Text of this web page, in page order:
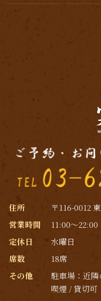
住所
〒116-0012
営業時間
11:00～22:00
定休日
水曜日
席数
18席
その他
駐車場：近
喫煙 / 貸切可